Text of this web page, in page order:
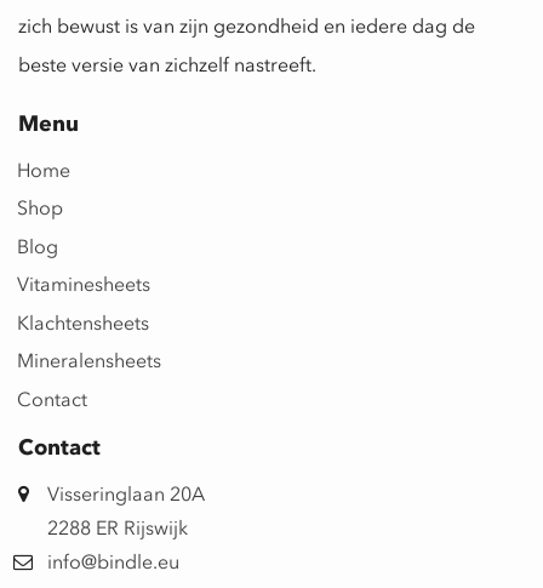
zich bewust is van zijn gezondheid en iedere dag de
beste versie van zichzelf nastreeft.
Menu
Home
Shop
Blog
Vitaminesheets
Klachtensheets
Mineralensheets
Contact
Contact
Visseringlaan 20A
2288 ER Rijswijk
info@bindle.eu